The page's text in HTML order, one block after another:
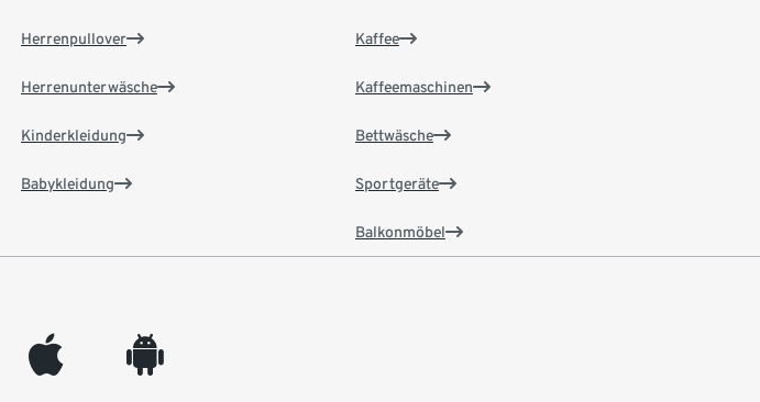
Herrenpullover
Herrenunterwäsche
Kinderkleidung
Babykleidung
Kaffee
Kaffeemaschinen
Bettwäsche
Sportgeräte
Balkonmöbel
appleinc android